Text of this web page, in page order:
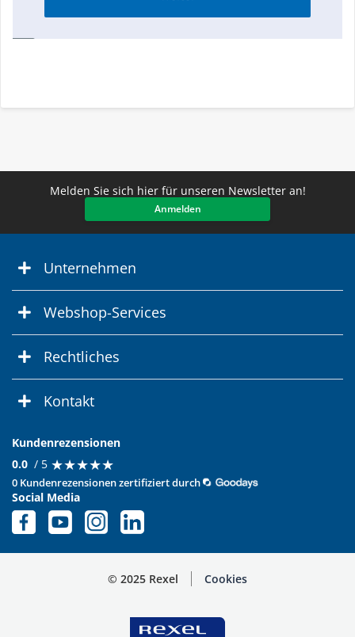
Melden Sie sich hier für unseren Newsletter an!
Anmelden
Unternehmen
Webshop-Services
Rechtliches
Kontakt
Kundenrezensionen
0.0 / 5 ★★★★★
★★★★★
0 Kundenrezensionen zertifiziert durch
Social Media
© 2025 Rexel Cookies